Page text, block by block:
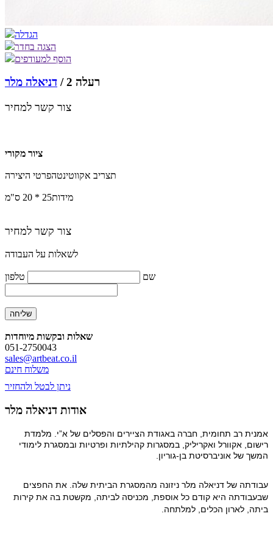
הגדלה
הצגה בחדר
הוסף למעודפים
רעלה 2 / דניאלה מלר
צור קשר למחיר
ציור מקורי
פרטי היצירהתצריב אקווטינטה
מידות25 * 20 ס"מ
צור קשר למחיר
לשאלות על העבודה
שם טלפון
שאלות ובקשות מיוחדות
051-2750043
sales@artbeat.co.il
משלוח חינם
ניתן לבטל ולהחזיר
אודות דניאלה מלר
אמנית רב תחומית, חברה באגודת הציירים והפסלים של א”י. מלמדת
רישום, אקוורל ואקריליק, במסגרות קהילתיות ופרטיות ובמסגרת לימודי
המשך של אוניברסיטת בן-גוריון.
ביתה, לארון הכלים, למלתחה.